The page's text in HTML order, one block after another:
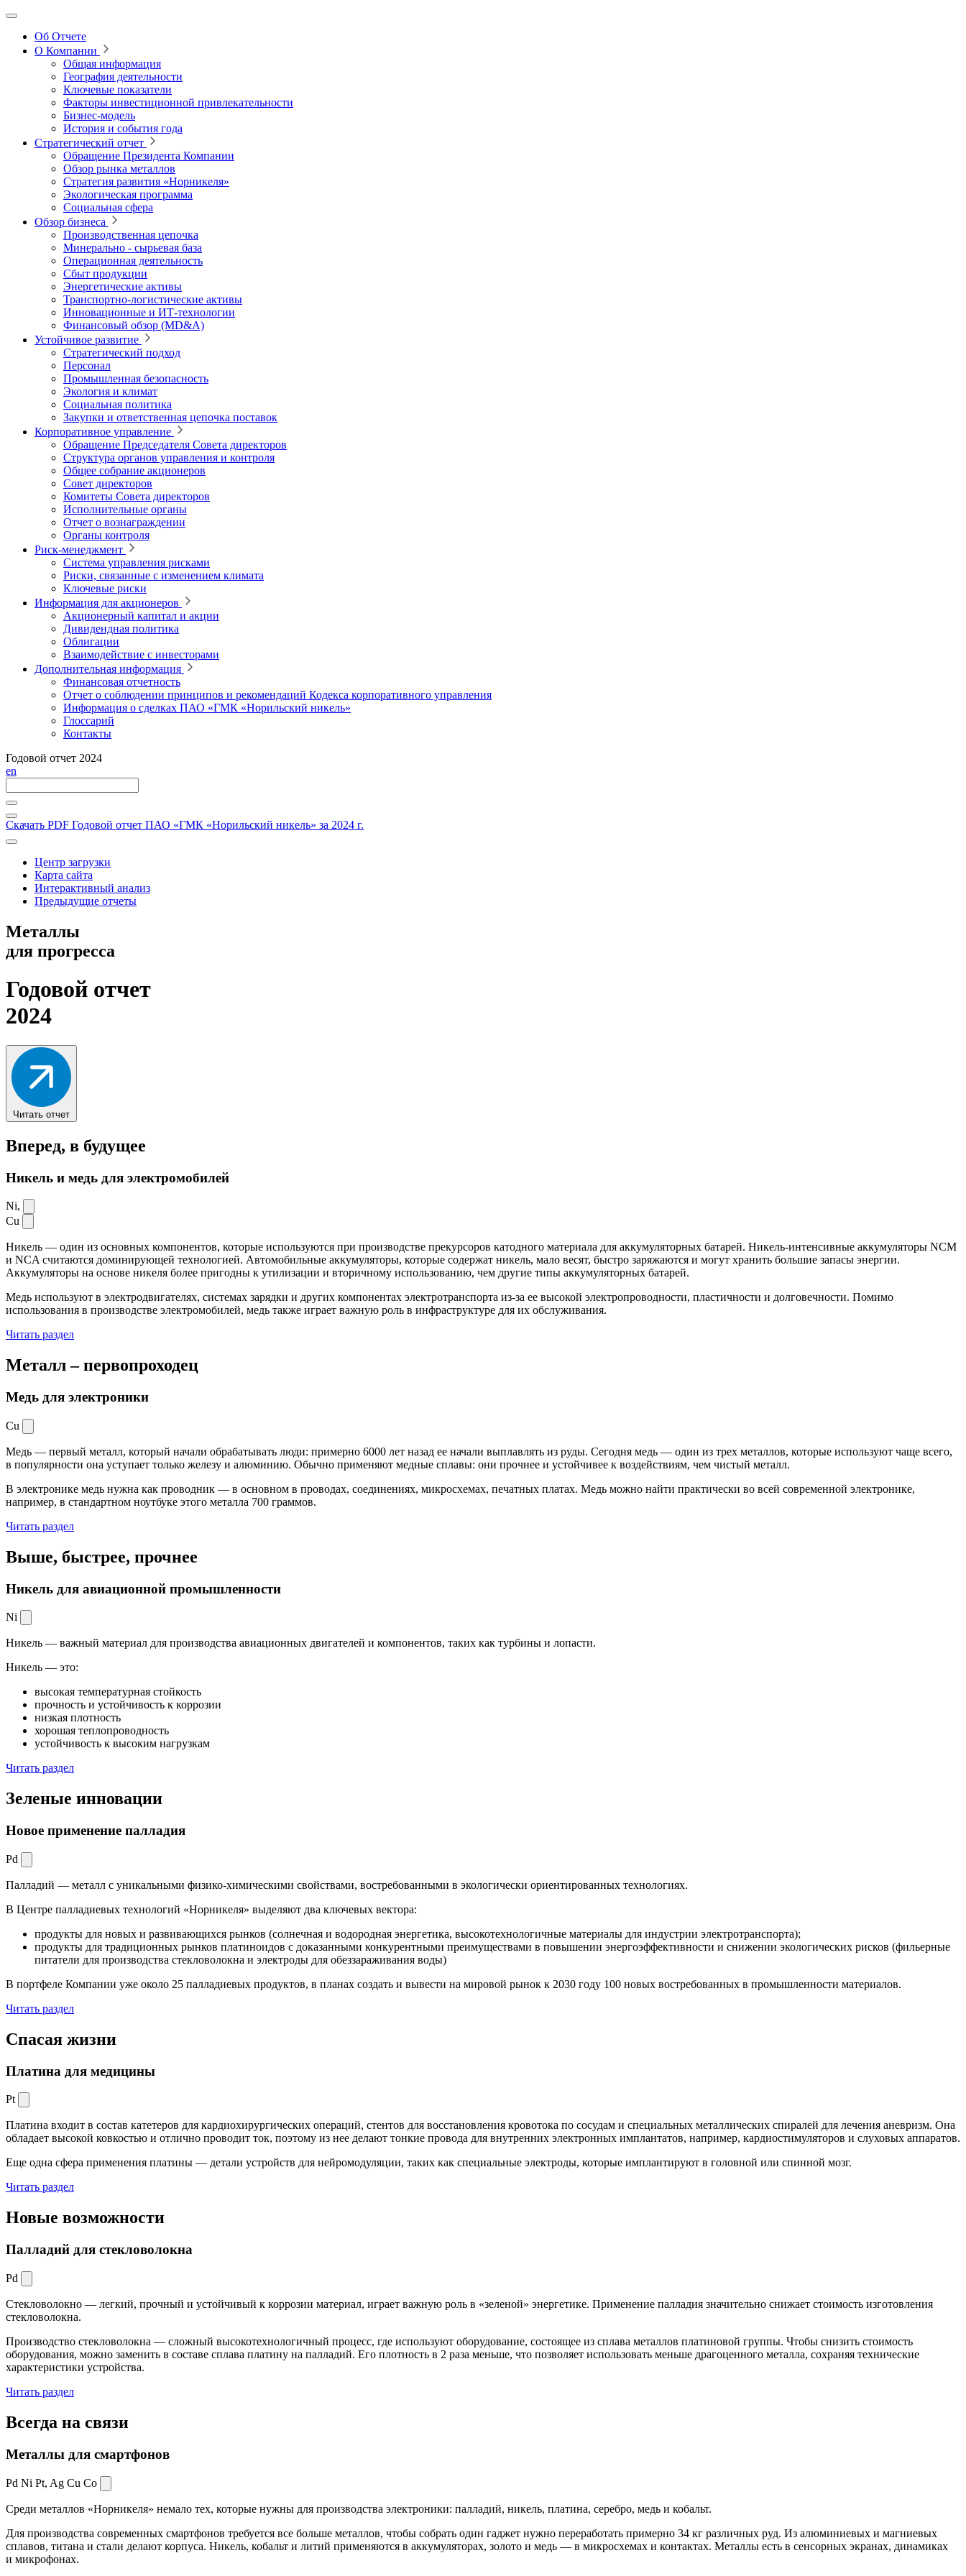
Об Отчете
О Компании
Общая информация
География деятельности
Ключевые показатели
Факторы инвестиционной привлекательности
Бизнес-модель
История и события года
Стратегический отчет
Обращение Президента Компании
Обзор рынка металлов
Стратегия развития «Норникеля»
Экологическая программа
Социальная сфера
Обзор бизнеса
Производственная цепочка
Минерально ‑ сырьевая база
Операционная деятельность
Сбыт продукции
Энергетические активы
Транспортно-логистические активы
Инновационные и ИТ‑технологии
Финансовый обзор (MD&A)
Устойчивое развитие
Стратегический подход
Персонал
Промышленная безопасность
Экология и климат
Социальная политика
Закупки и ответственная цепочка поставок
Корпоративное управление
Обращение Председателя Совета директоров
Структура органов управления и контроля
Общее собрание акционеров
Совет директоров
Комитеты Совета директоров
Исполнительные органы
Отчет о вознаграждении
Органы контроля
Риск-менеджмент
Система управления рисками
Риски, связанные с изменением климата
Ключевые риски
Информация для акционеров
Акционерный капитал и акции
Дивидендная политика
Облигации
Взаимодействие с инвесторами
Дополнительная информация
Финансовая отчетность
Отчет о соблюдении принципов и рекомендаций Кодекса корпоративного управления
Информация о сделках ПАО «ГМК «Норильский никель»
Глоссарий
Контакты
Годовой отчет 2024
en
Скачать PDF Годовой отчет ПАО «ГМК «Норильский никель» за 2024 г.
Центр загрузки
Карта сайта
Интерактивный анализ
Предыдущие отчеты
Металлы
для прогресса
Годовой отчет
2024
Читать отчет
Вперед, в будущее
Никель и медь для электромобилей
Ni,
Cu
Никель — один из основных компонентов, которые используются при производстве прекурсоров катодного материала для аккумуляторных батарей. Никель-интенсивные аккумуляторы NCM
и NCA считаются доминирующей технологией. Автомобильные аккумуляторы, которые содержат никель, мало весят, быстро заряжаются и могут хранить большие запасы энергии.
Аккумуляторы на основе никеля более пригодны к утилизации и вторичному использованию, чем другие типы аккумуляторных батарей.
Медь используют в электродвигателях, системах зарядки и других компонентах электротранспорта из-за ее высокой электропроводности, пластичности и долговечности. Помимо
использования в производстве электромобилей, медь также играет важную роль в инфраструктуре для их обслуживания.
Читать раздел
Металл –первопроходец
Медь для электроники
Cu
Медь — первый металл, который начали обрабатывать люди: примерно 6000 лет назад ее начали выплавлять из руды. Сегодня медь — один из трех металлов, которые используют чаще всего,
в популярности она уступает только железу и алюминию. Обычно применяют медные сплавы: они прочнее и устойчивее к воздействиям, чем чистый металл.
В электронике медь нужна как проводник — в основном в проводах, соединениях, микросхемах, печатных платах. Медь можно найти практически во всей современной электронике,
например, в стандартном ноутбуке этого металла 700 граммов.
Читать раздел
Выше, быстрее, прочнее
Никель для авиационной промышленности
Ni
Никель — важный материал для производства авиационных двигателей и компонентов, таких как турбины и лопасти.
Никель — это:
высокая температурная стойкость
прочность и устойчивость к коррозии
низкая плотность
хорошая теплопроводность
устойчивость к высоким нагрузкам
Читать раздел
Зеленые инновации
Новое применение палладия
Pd
Палладий — металл с уникальными физико-химическими свойствами, востребованными в экологически ориентированных технологиях.
В Центре палладиевых технологий «Норникеля» выделяют два ключевых вектора:
продукты для новых и развивающихся рынков (солнечная и водородная энергетика, высокотехнологичные материалы для индустрии электротранспорта);
продукты для традиционных рынков платиноидов с доказанными конкурентными преимуществами в повышении энергоэффективности и снижении экологических рисков (фильерные
питатели для производства стекловолокна и электроды для обеззараживания воды)
В портфеле Компании уже около 25 палладиевых продуктов, в планах создать и вывести на мировой рынок к 2030 году 100 новых востребованных в промышленности материалов.
Читать раздел
Спасая жизни
Платина для медицины
Pt
Платина входит в состав катетеров для кардиохирургических операций, стентов для восстановления кровотока по сосудам и специальных металлических спиралей для лечения аневризм. Она
обладает высокой ковкостью и отлично проводит ток, поэтому из нее делают тонкие провода для внутренних электронных имплантатов, например, кардиостимуляторов и слуховых аппаратов.
Еще одна сфера применения платины — детали устройств для нейромодуляции, таких как специальные электроды, которые имплантируют в головной или спинной мозг.
Читать раздел
Новые возможности
Палладий для стекловолокна
Pd
Стекловолокно — легкий, прочный и устойчивый к коррозии материал, играет важную роль в «зеленой» энергетике. Применение палладия значительно снижает стоимость изготовления
стекловолокна.
Производство стекловолокна — сложный высокотехнологичный процесс, где используют оборудование, состоящее из сплава металлов платиновой группы. Чтобы снизить стоимость
оборудования, можно заменить в составе сплава платину на палладий. Его плотность в 2 раза меньше, что позволяет использовать меньше драгоценного металла, сохраняя технические
характеристики устройства.
Читать раздел
Всегда на связи
Металлы для смартфонов
Pd Ni Pt, Ag Cu Co
Среди металлов «Норникеля» немало тех, которые нужны для производства электроники: палладий, никель, платина, серебро, медь и кобальт.
Для производства современных смартфонов требуется все больше металлов, чтобы собрать один гаджет нужно переработать примерно 34 кг различных руд. Из алюминиевых и магниевых
сплавов, титана и стали делают корпуса. Никель, кобальт и литий применяются в аккумуляторах, золото и медь — в микросхемах и контактах. Металлы есть в сенсорных экранах, динамиках
и микрофонах.